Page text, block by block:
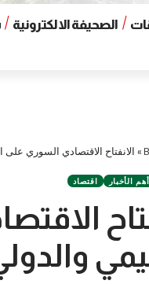
الصحيفة الالكترونية
» الانفتاح الاقتصادي السوري على
أهم الأخبار اقتصاد